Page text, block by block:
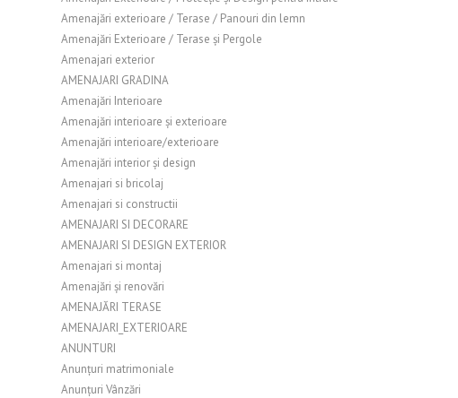
Amenajări exterioare / Terase / Panouri din lemn
Amenajări Exterioare / Terase și Pergole
Amenajari exterior
AMENAJARI GRADINA
Amenajări Interioare
Amenajări interioare și exterioare
Amenajări interioare/exterioare
Amenajări interior și design
Amenajari si bricolaj
Amenajari si constructii
AMENAJARI SI DECORARE
AMENAJARI SI DESIGN EXTERIOR
Amenajari si montaj
Amenajări și renovări
AMENAJĂRI TERASE
AMENAJARI_EXTERIOARE
ANUNTURI
Anunțuri matrimoniale
Anunțuri Vânzări